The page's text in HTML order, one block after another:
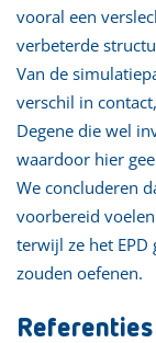
vooral een
verbeterde
Van de
verschil in
Degene die wel
waardoor hier
We concluderen
voorbereid
terwijl ze het
zouden oefenen.